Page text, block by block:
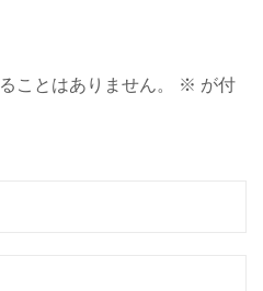
ことはありません。 ※ が付